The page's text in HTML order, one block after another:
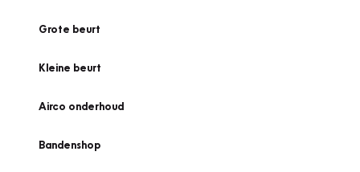
Grote beurt
Kleine beurt
Airco onderhoud
Bandenshop